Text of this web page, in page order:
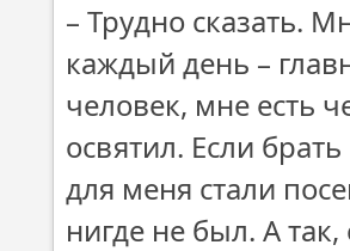
– Трудно сказать.
каждый день –
человек, мне есть
освятил. Если
для меня стали
нигде не был. А